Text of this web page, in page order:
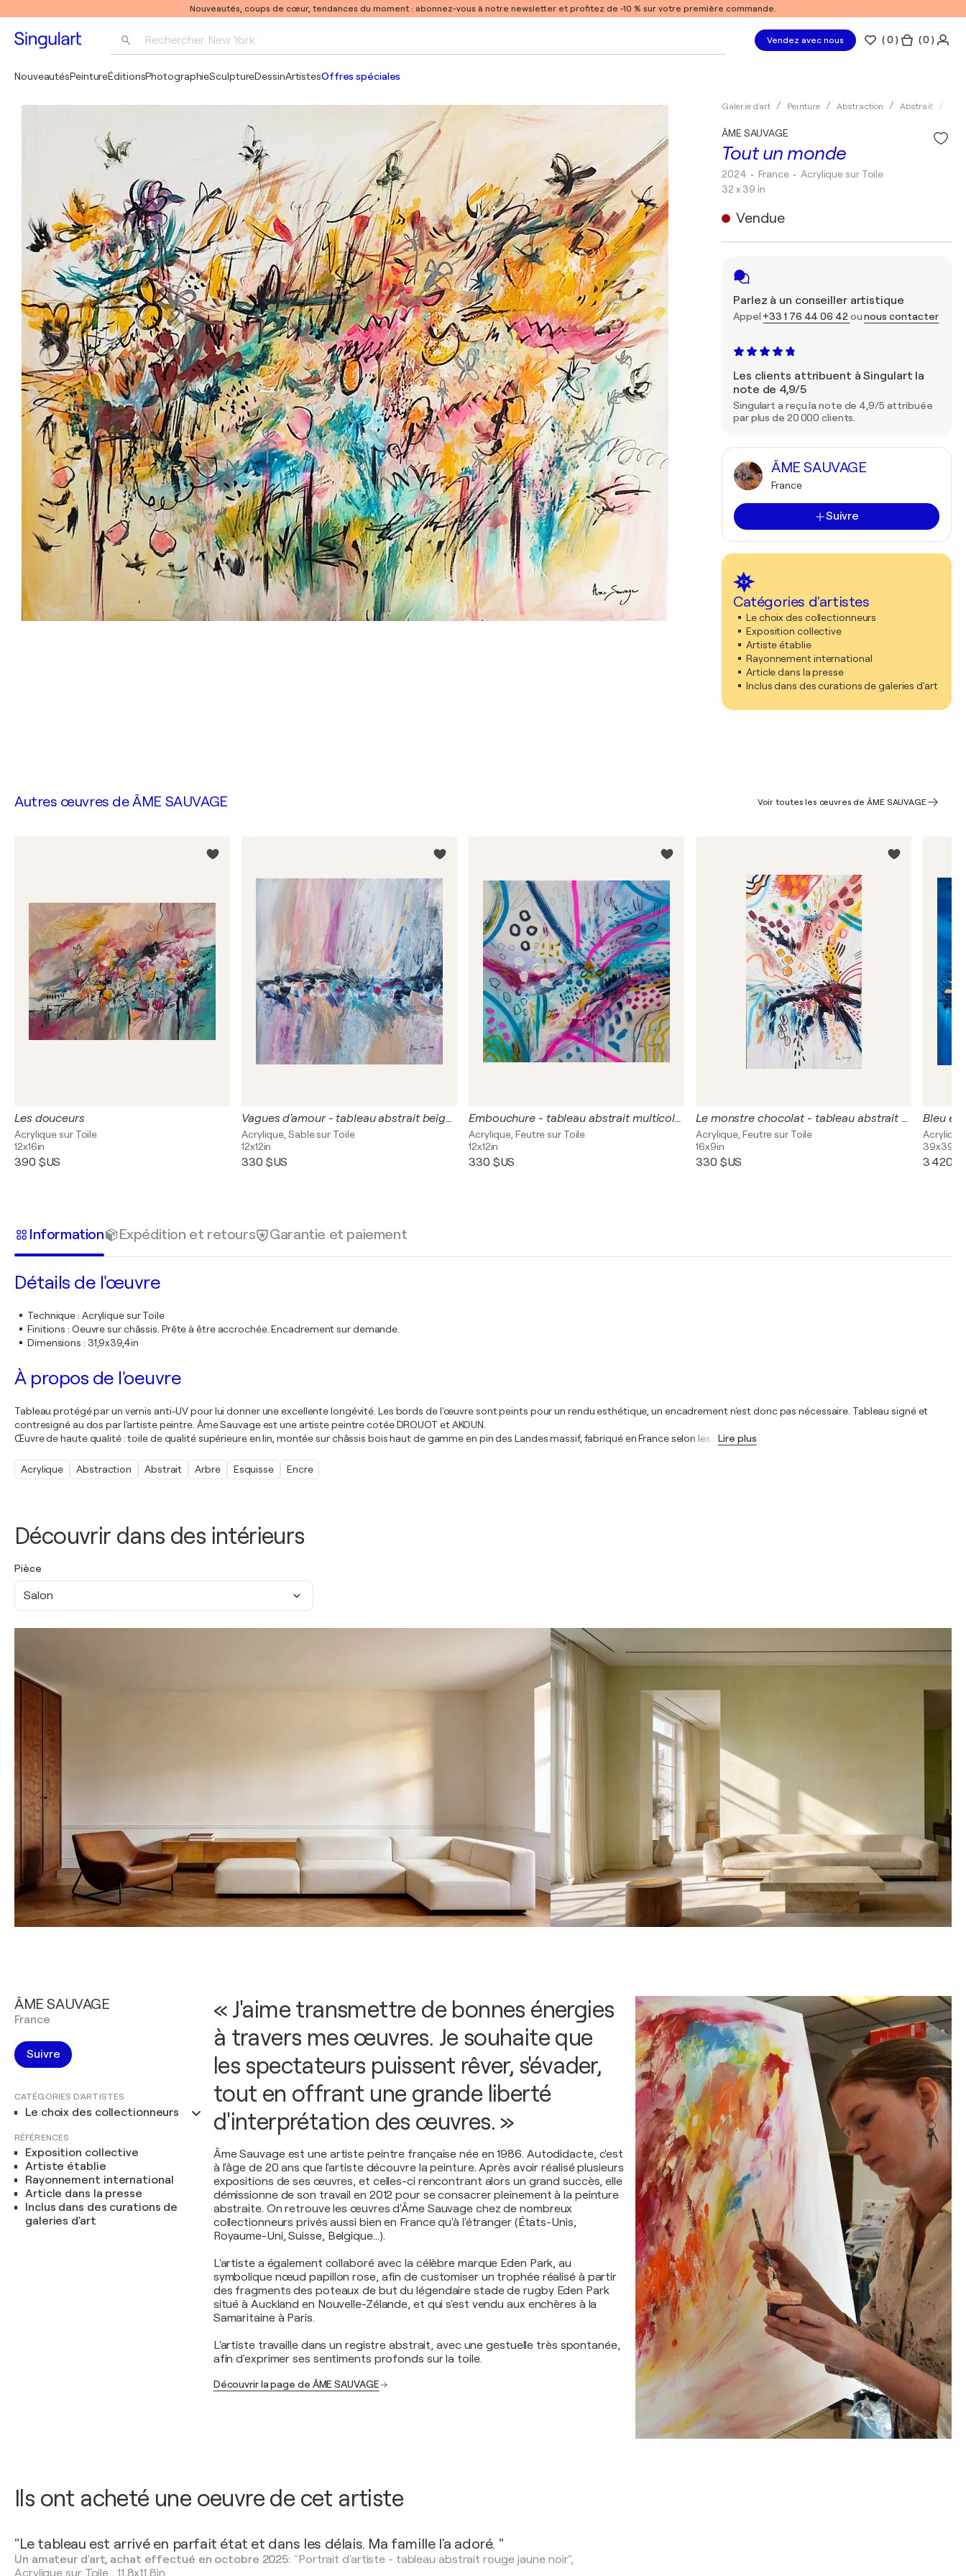
Nouveautés, coups de cœur, tendances du moment : abonnez-vous à notre newsletter et profitez de -10 % sur votre première commande.
Rechercher New York
Pablo Picasso
Vendez avec nous (0 ) ( 0 )
NouveautésPeintureÉditionsPhotographieSculptureDessinArtistesOffres spéciales
Galerie d'art Peinture Abstraction Abstrait
Tout un monde
ÂME SAUVAGE
2024 • France •Acrylique sur Toile
32 x 39 in
Vendue
Parlez à un conseiller artistique
Appel +33 1 76 44 06 42 ounous contacter
Les clients attribuent à Singulart la
note de 4,9/5
Singulart a reçu la note de 4,9/5 attribuée
par plus de 20 000 clients.
ÂME SAUVAGE
France
Suivre
Catégories d'artistes
Le choix des collectionneurs
Exposition collective
Artiste établie
Rayonnement international
Article dans la presse
Inclus dans des curations de galeries d'art
Découvrir dans des intérieurs
Pièce
Salon
Autres œuvres deÂME SAUVAGE Voir toutes les œuvres de ÂME SAUVAGE
Les douceurs
Acrylique sur Toile
12x16in
390 $US
Vagues d'amour - tableau abstrait beige avec reliefs matière sable ciment
Acrylique, Sable sur Toile
12x12in
330 $US
Embouchure - tableau abstrait multicolore
Acrylique, Feutre sur Toile
12x12in
330 $US
Le monstre chocolat - tableau abstrait coloré
Acrylique, Feutre sur Toile
16x9in
330 $US
39x39in
3 420
Information Expédition et retours Garantie et paiement
Détails de l'œuvre
Technique: Acrylique sur Toile
Finitions : Oeuvre sur châssis. Prête à être accrochée. Encadrement sur demande.
Dimensions : 31,9x39,4in
À propos de l'oeuvre
Tableau protégé par un vernis anti-UV pour lui donner une excellente longévité. Les bords de l'œuvre sont peints pour un rendu esthétique, un encadrement n'est donc pas nécessaire. Tableau signé et
contresigné au dos par l'artiste peintre. Âme Sauvage est une artiste peintre cotée DROUOT et AKOUN.
Œuvre de haute qualité : toile de qualité supérieure en lin, montée sur châssis bois haut de gamme en pin des Landes massif, fabriqué en France selon les
Lire plus
Acrylique Abstraction Abstrait Arbre Esquisse Encre
ÂME SAUVAGE
France
Suivre
CATÉGORIES D'ARTISTES
Le choix des collectionneurs
RÉFÉRENCES
Exposition collective
Artiste établie
Rayonnement international
Article dans la presse
Inclus dans des curations de
galeries d'art
« J'aime transmettre de bonnes énergies
à travers mes œuvres. Je souhaite que
les spectateurs puissent rêver, s'évader,
tout en offrant une grande liberté
d'interprétation des œuvres. »
Âme Sauvage est une artiste peintre française née en 1986. Autodidacte, c'est
à l'âge de 20 ans que l'artiste découvre la peinture. Après avoir réalisé plusieurs
expositions de ses œuvres, et celles-ci rencontrant alors un grand succès, elle
démissionne de son travail en 2012 pour se consacrer pleinement à la peinture
abstraite. On retrouve les œuvres d'Âme Sauvage chez de nombreux
collectionneurs privés aussi bien en France qu'à l'étranger (États-Unis,
Royaume-Uni, Suisse, Belgique…).
L'artiste a également collaboré avec la célèbre marque Eden Park, au
symbolique nœud papillon rose, afin de customiser un trophée réalisé à partir
des fragments des poteaux de but du légendaire stade de rugby Eden Park
situé à Auckland en Nouvelle-Zélande, et qui s'est vendu aux enchères à la
Samaritaine à Paris.
L'artiste travaille dans un registre abstrait, avec une gestuelle très spontanée,
afin d'exprimer ses sentiments profonds sur la toile.
Découvrir la page de ÂME SAUVAGE
Ils ont acheté une oeuvre de cet artiste
"Le tableau est arrivé en parfait état et dans les délais. Ma famille l'a adoré. "
Un amateur d'art, achat effectué en octobre 2025: "Portrait d'artiste - tableau abstrait rouge jaune noir",
Acrylique sur Toile , 11,8x11,8in